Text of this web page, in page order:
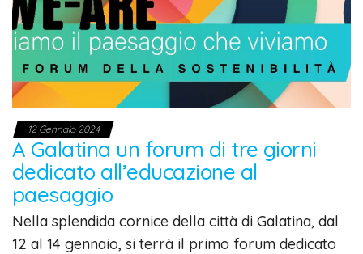
12 Gennaio 2024
A Galatina un forum di tre giorni
dedicato all’educazione al
paesaggio
Nella splendida cornice della città di Galatina, dal
12 al 14 gennaio, si terrà il primo forum dedicato